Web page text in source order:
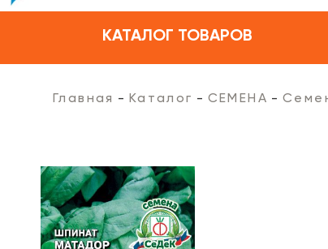
КАТАЛОГ ТОВАРОВ
Главная Каталог СЕМЕНА